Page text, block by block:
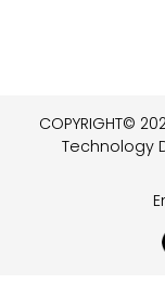
COPYRIGHT©
Technology